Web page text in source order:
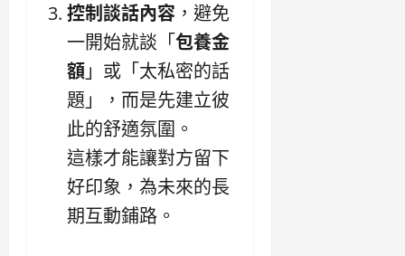
控制談話內容 ，避免
一開始就談「包養金
額」或「太私密的話
題」，而是先建立彼
此的舒適氛圍。
這樣才能讓對方留下
好印象，為未來的長
期互動鋪路。